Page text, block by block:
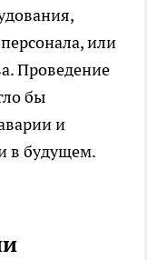
или
Проведение
бы
и
в будущем.